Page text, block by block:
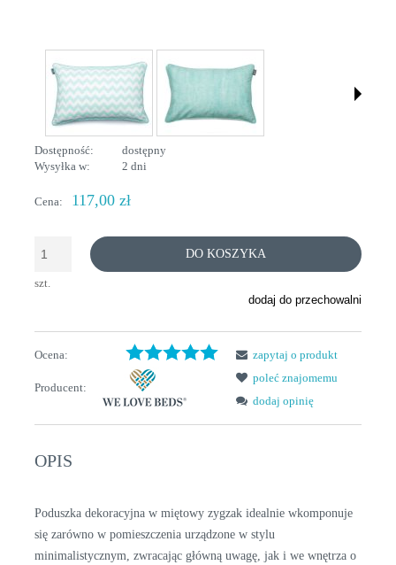
Dostępność:
dostępny
Wysyłka w:
2 dni
Cena: 117,00 zł
szt.
DO KOSZYKA
dodaj do przechowalni
Ocena:
Producent:
zapytaj o produkt
poleć znajomemu
dodaj opinię
OPIS
Poduszka dekoracyjna w miętowy zygzak idealnie wkomponuje
się zarówno w pomieszczenia urządzone w stylu
minimalistycznym, zwracając główną uwagę, jak i we wnętrza o